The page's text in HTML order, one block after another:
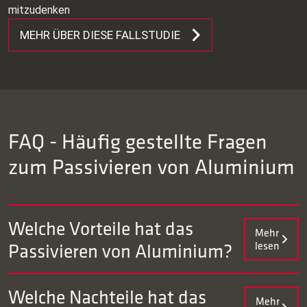
mitzudenken
MEHR ÜBER DIESE FALLSTUDIE
FAQ - Häufig gestellte Fragen
zum Passivieren von Aluminium
Welche Vorteile hat das
Passivieren von Aluminium?
Mehr
lesen
Welche Nachteile hat das
Mehr